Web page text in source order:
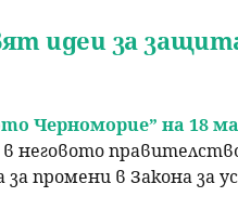
идеи за
Черноморие” на 18
промени в Закона